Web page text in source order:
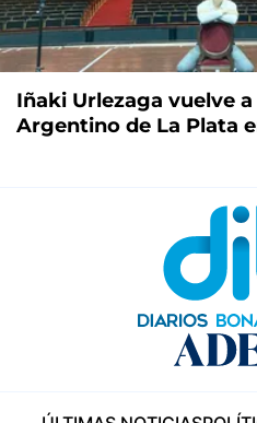
Iñaki Urlezaga vuelve
Argentino de La Plata